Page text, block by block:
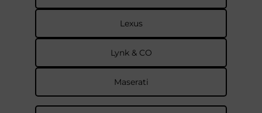
Lexus
Lynk & CO
Maserati